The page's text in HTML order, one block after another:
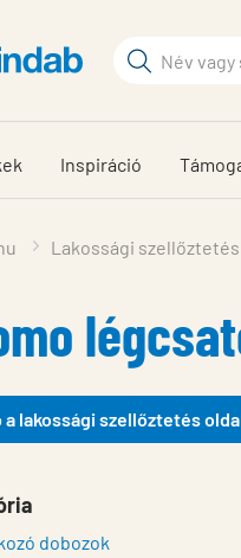
Keresési
keresése
Inspiráció
Lakossági szellőztetés
a lakossági szellőztetés
dobozok